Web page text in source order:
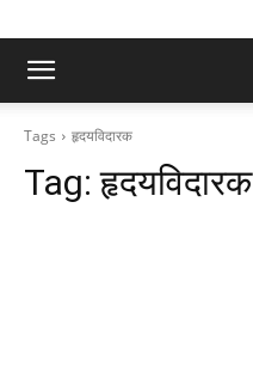
Tags हृदयविदारक
Tag:हृदयविदारक